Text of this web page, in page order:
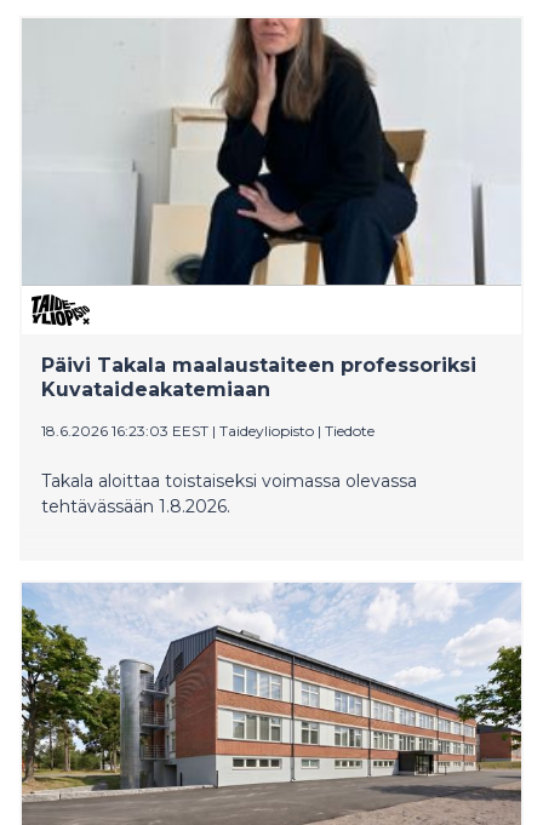
Tutkimus tehtiin yhteistyössä Keski-Suomen sairaala
Novan ja Kuopion yliopistollisen sairaalan kanssa.
Päivi Takala maalaustaiteen professoriksi
Kuvataideakatemiaan
18.6.2026 16:23:03 EEST | Taideyliopisto | Tiedote
Takala aloittaa toistaiseksi voimassa olevassa
tehtävässään 1.8.2026.